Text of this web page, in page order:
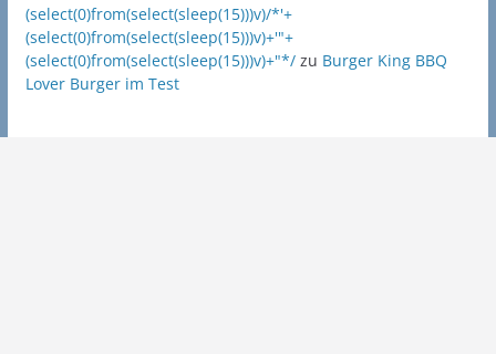
(select(0)from(select(sleep(15)))v)/*'+
(select(0)from(select(sleep(15)))v)+'"+
(select(0)from(select(sleep(15)))v)+"*/zu Burger King BBQ
Lover Burger im Test